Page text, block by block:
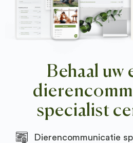
Behaal uw
specialist
Dierencommunicatie